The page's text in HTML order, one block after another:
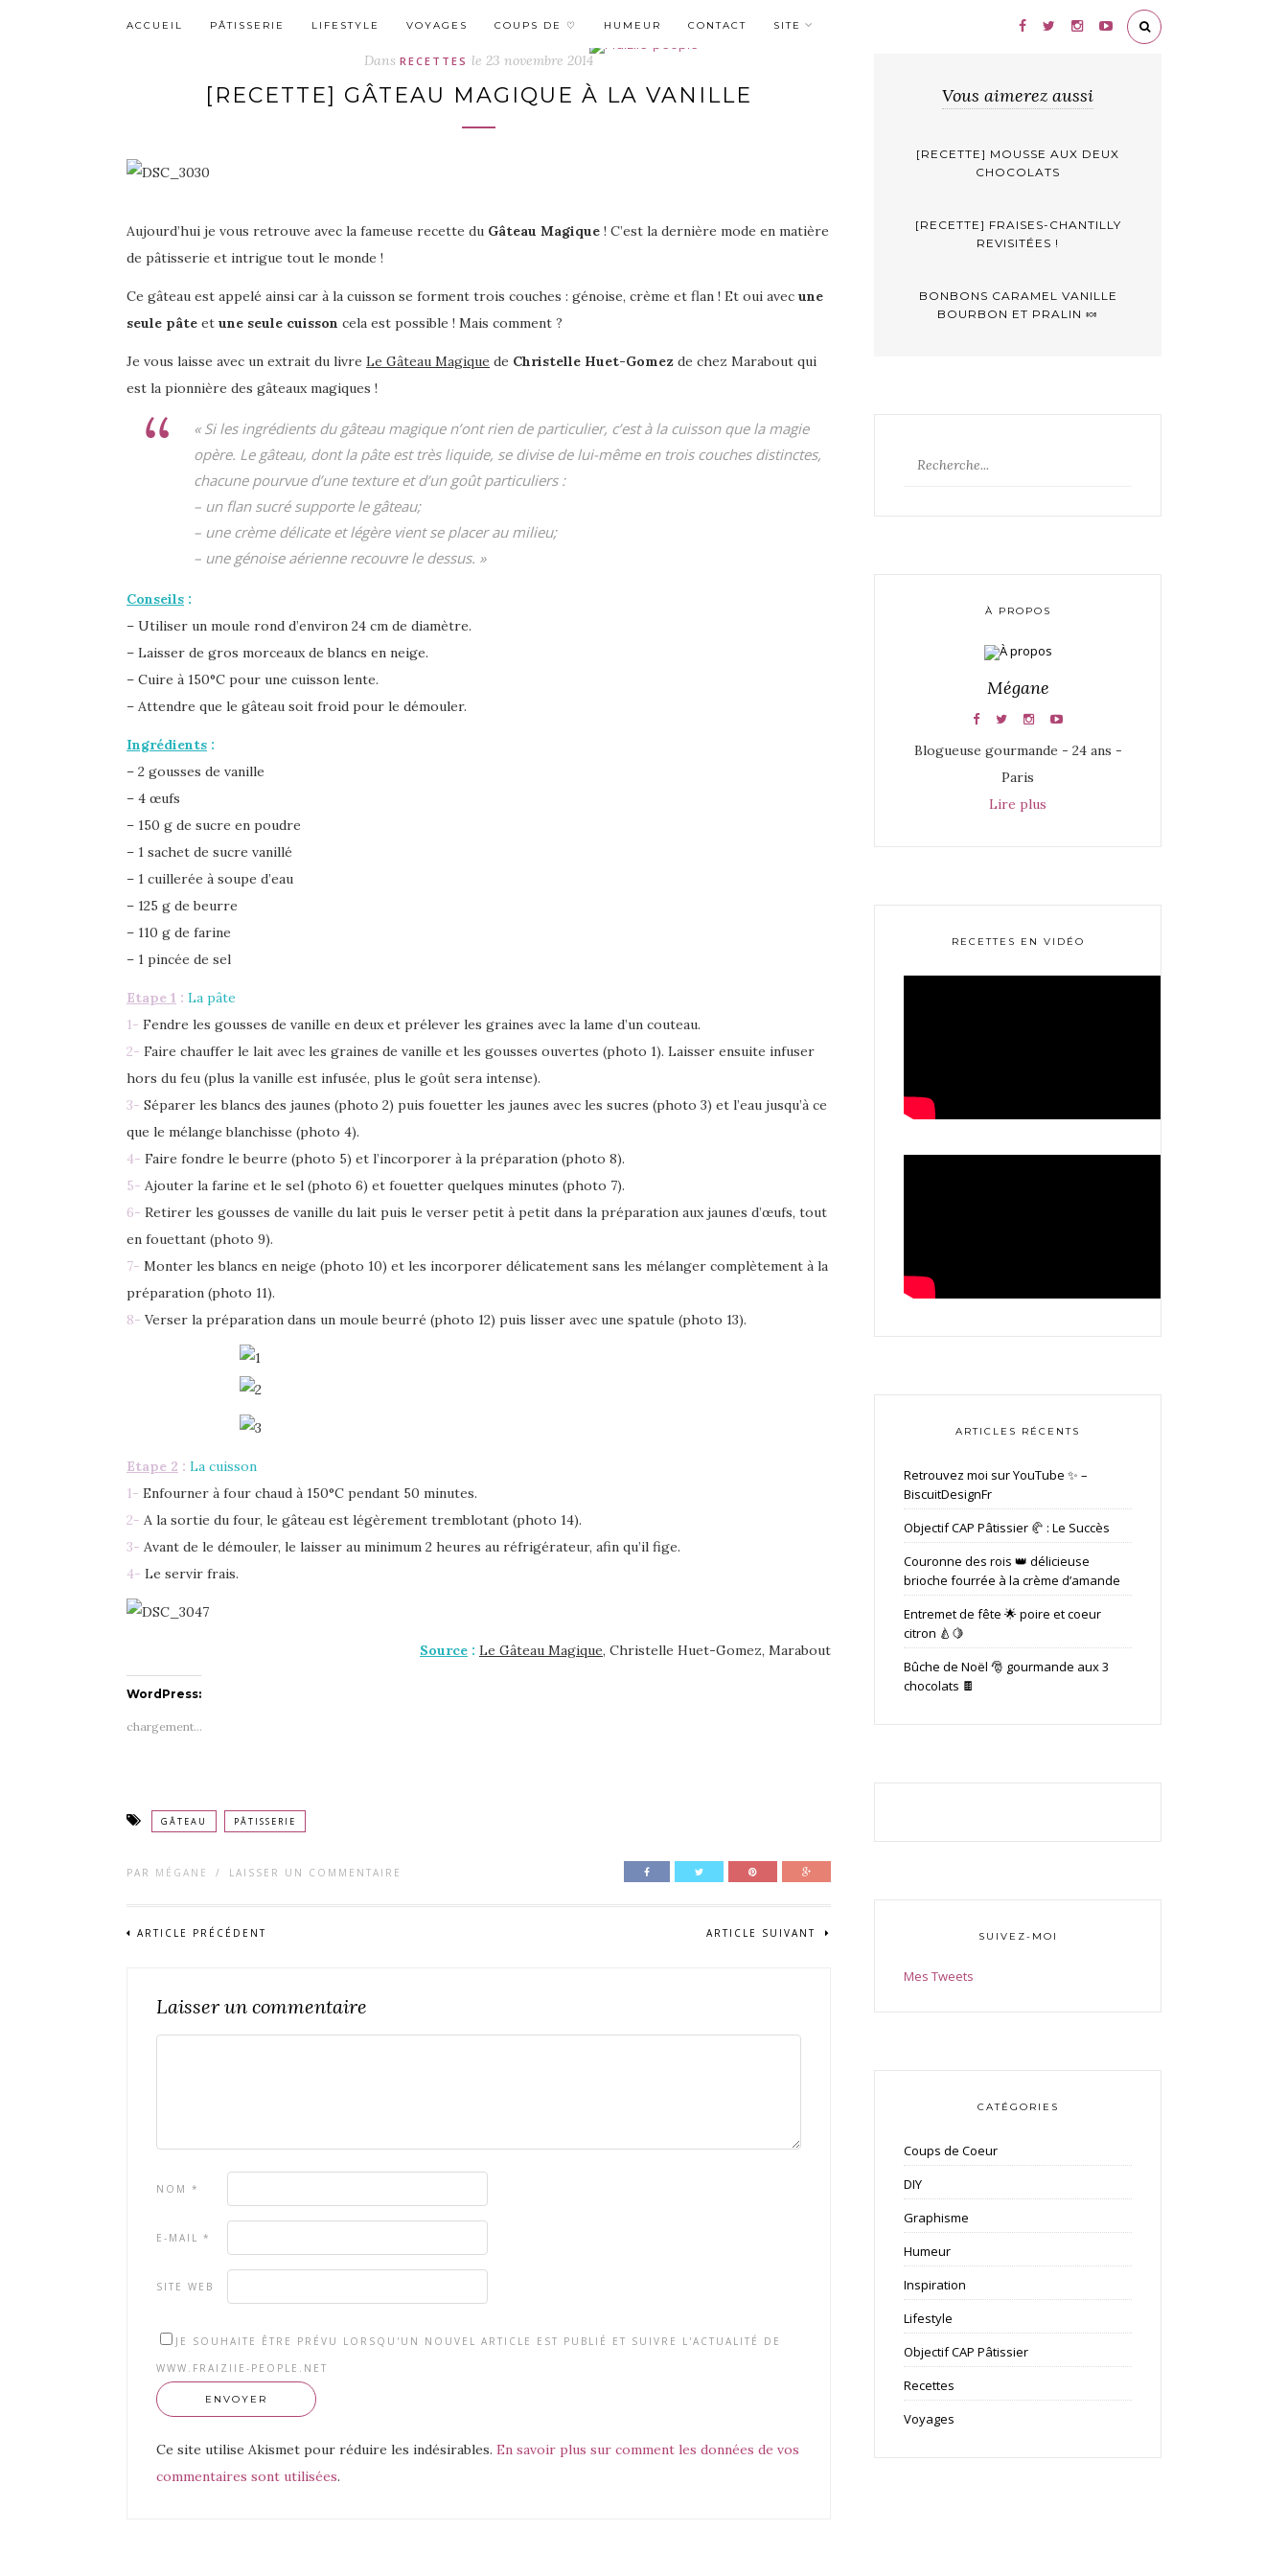
ACCUEIL PÂTISSERIE LIFESTYLE VOYAGES COUPS DE ♡ HUMEUR CONTACT SITE
Dans RECETTES le 23 novembre 2014
[RECETTE] GÂTEAU MAGIQUE À LA VANILLE
Aujourd’hui je vous retrouve avec la fameuse recette du Gâteau Magique ! C’est la dernière mode en matière
de pâtisserie et intrigue tout le monde !
Ce gâteau est appelé ainsi car à la cuisson se forment trois couches : génoise, crème et flan ! Et oui avec une
seule pâte et une seule cuisson cela est possible ! Mais comment ?
Je vous laisse avec un extrait du livre Le Gâteau Magique de Christelle Huet-Gomez de chez Marabout qui
est la pionnière des gâteaux magiques !
« Si les ingrédients du gâteau magique n’ont rien de particulier, c’est à la cuisson que la magie
opère. Le gâteau, dont la pâte est très liquide, se divise de lui-même en trois couches distinctes,
chacune pourvue d’une texture et d’un goût particuliers :
– un flan sucré supporte le gâteau;
– une crème délicate et légère vient se placer au milieu;
– une génoise aérienne recouvre le dessus. »
Conseils :
– Utiliser un moule rond d’environ 24 cm de diamètre.
– Laisser de gros morceaux de blancs en neige.
– Cuire à 150°C pour une cuisson lente.
– Attendre que le gâteau soit froid pour le démouler.
Ingrédients :
– 2 gousses de vanille
– 4 œufs
– 150 g de sucre en poudre
– 1 sachet de sucre vanillé
– 1 cuillerée à soupe d’eau
– 125 g de beurre
– 110 g de farine
– 1 pincée de sel
Etape 1 : La pâte
1- Fendre les gousses de vanille en deux et prélever les graines avec la lame d’un couteau.
2- Faire chauffer le lait avec les graines de vanille et les gousses ouvertes (photo 1). Laisser ensuite infuser
hors du feu (plus la vanille est infusée, plus le goût sera intense).
3- Séparer les blancs des jaunes (photo 2) puis fouetter les jaunes avec les sucres (photo 3) et l’eau jusqu’à ce
que le mélange blanchisse (photo 4).
4- Faire fondre le beurre (photo 5) et l’incorporer à la préparation (photo 8).
5- Ajouter la farine et le sel (photo 6) et fouetter quelques minutes (photo 7).
6- Retirer les gousses de vanille du lait puis le verser petit à petit dans la préparation aux jaunes d’œufs, tout
en fouettant (photo 9).
7- Monter les blancs en neige (photo 10) et les incorporer délicatement sans les mélanger complètement à la
préparation (photo 11).
8- Verser la préparation dans un moule beurré (photo 12) puis lisser avec une spatule (photo 13).
Etape 2 : La cuisson
1- Enfourner à four chaud à 150°C pendant 50 minutes.
2- A la sortie du four, le gâteau est légèrement tremblotant (photo 14).
3- Avant de le démouler, le laisser au minimum 2 heures au réfrigérateur, afin qu’il fige.
4- Le servir frais.
Source : Le Gâteau Magique, Christelle Huet-Gomez, Marabout
WordPress:
chargement…
GÂTEAU PÂTISSERIE
PAR MÉGANE / LAISSER UN COMMENTAIRE
ARTICLE PRÉCÉDENT ARTICLE SUIVANT
Laisser un commentaire
NOM *
E-MAIL *
SITE WEB
JE SOUHAITE ÊTRE PRÉVU LORSQU'UN NOUVEL ARTICLE EST PUBLIÉ ET SUIVRE L'ACTUALITÉ DE
WWW.FRAIZIIE-PEOPLE.NET
Ce site utilise Akismet pour réduire les indésirables. En savoir plus sur comment les données de vos
commentaires sont utilisées.
Vous aimerez aussi
[RECETTE] MOUSSE AUX DEUX
CHOCOLATS
[RECETTE] FRAISES-CHANTILLY
REVISITÉES !
BONBONS CARAMEL VANILLE
BOURBON ET PRALIN 🍬
À PROPOS
Mégane
Blogueuse gourmande - 24 ans -
Paris
Lire plus
RECETTES EN VIDÉO
ARTICLES RÉCENTS
Retrouvez moi sur YouTube ✨ –
BiscuitDesignFr
Objectif CAP Pâtissier 🥐 : Le Succès
Couronne des rois 👑 délicieuse
brioche fourrée à la crème d’amande
Entremet de fête 🌟 poire et coeur
citron 🍐🍋
Bûche de Noël 🎅 gourmande aux 3
chocolats 🍫
SUIVEZ-MOI
Mes Tweets
CATÉGORIES
Coups de Coeur
DIY
Graphisme
Humeur
Inspiration
Lifestyle
Objectif CAP Pâtissier
Recettes
Voyages